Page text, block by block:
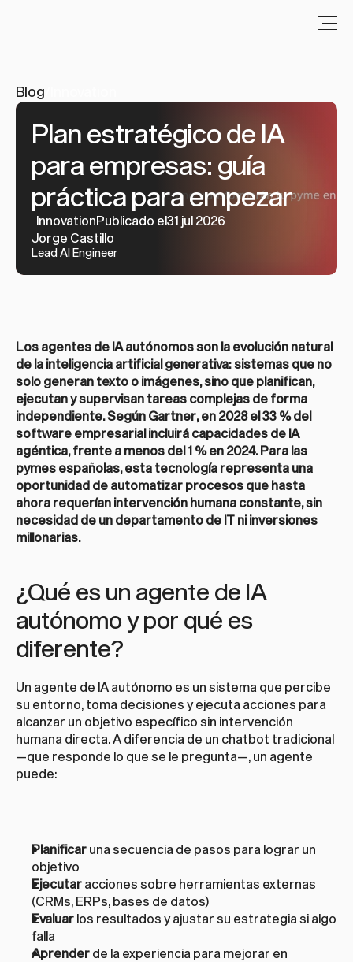
Blog
Plan estratégico de IA
para empresas: guía
práctica para empezar
InnovationPublicado el31 jul 2026
Jorge Castillo
Lead AI Engineer
Los agentes de IA autónomos son la evolución natural
de la inteligencia artificial generativa: sistemas que no
solo generan texto o imágenes, sino que planifican,
ejecutan y supervisan tareas complejas de forma
independiente. Según Gartner, en 2028 el 33 % del
software empresarial incluirá capacidades de IA
agéntica, frente a menos del 1 % en 2024. Para las
pymes españolas, esta tecnología representa una
oportunidad de automatizar procesos que hasta
ahora requerían intervención humana constante, sin
necesidad de un departamento de IT ni inversiones
millonarias.
¿Qué es un agente de IA
autónomo y por qué es
diferente?
Un agente de IA autónomo es un sistema que percibe
su entorno, toma decisiones y ejecuta acciones para
alcanzar un objetivo específico sin intervención
humana directa. A diferencia de un chatbot tradicional
—que responde lo que se le pregunta—, un agente
puede:
Planificar una secuencia de pasos para lograr un
objetivo
Ejecutar acciones sobre herramientas externas
(CRMs, ERPs, bases de datos)
Evaluar los resultados y ajustar su estrategia si algo
falla
Aprender de la experiencia para mejorar en